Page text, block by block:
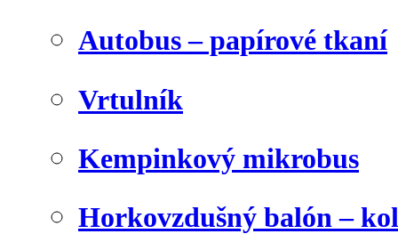
Autobus – papírové tkaní
Vrtulník
Kempinkový mikrobus
Horkovzdušný balón –